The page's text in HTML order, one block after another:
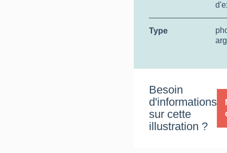
Type
Besoin
d'informations
sur cette
illustration ?